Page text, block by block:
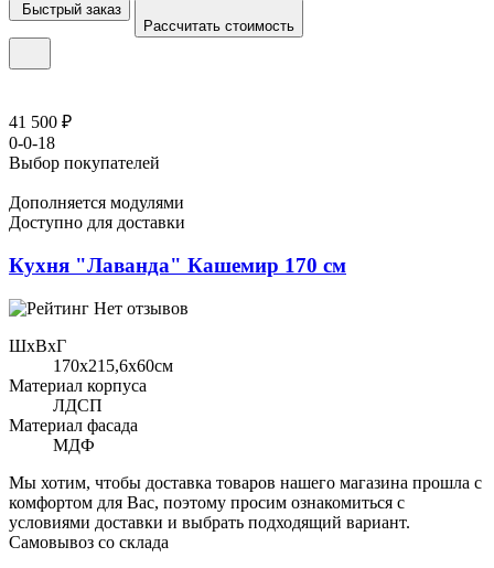
Быстрый заказ
Рассчитать стоимость
41 500 ₽
0-0-18
Выбор покупателей
Дополняется модулями
Доступно для доставки
Кухня "Лаванда" Кашемир 170 см
Нет отзывов
ШхВхГ
170x215,6х60см
Материал корпуса
ЛДСП
Материал фасада
МДФ
Мы хотим, чтобы доставка товаров нашего магазина прошла с
комфортом для Вас, поэтому просим ознакомиться с
условиями доставки и выбрать подходящий вариант.
Самовывоз со склада